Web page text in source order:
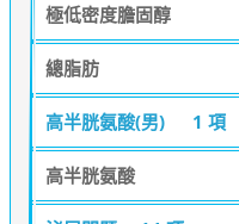
極低密度膽固醇
總脂肪
高半胱氨酸(男) 1 項
高半胱氨酸